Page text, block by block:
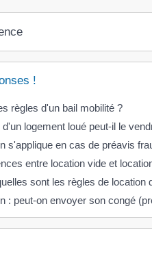
!
règles d'un bail mobilité ?
d'un logement loué peut-il le
s'applique en cas de préavis
entre location vide et
sont les règles de location
: peut-on envoyer son congé